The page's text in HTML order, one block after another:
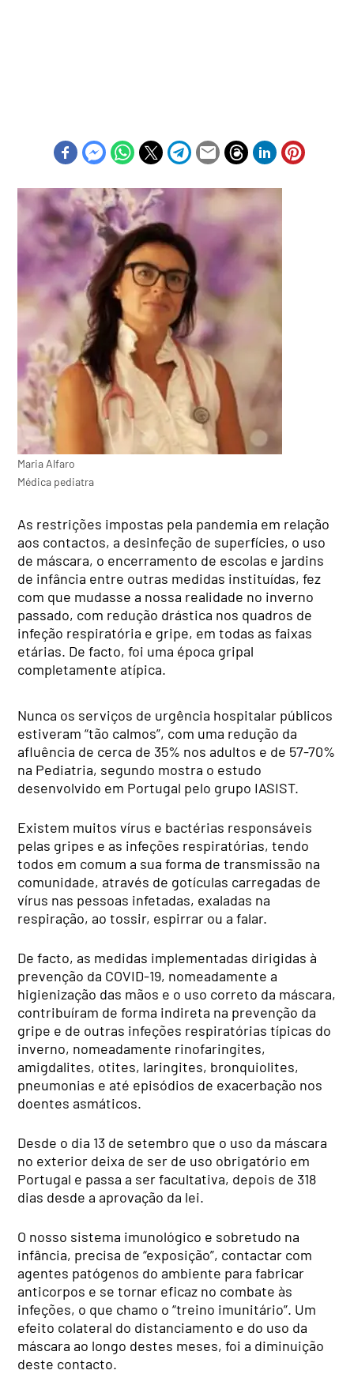
Maria Alfaro
Médica pediatra
As restrições impostas pela pandemia em relação
aos contactos, a desinfeção de superfícies, o uso
de máscara, o encerramento de escolas e jardins
de infância entre outras medidas instituídas, fez
com que mudasse a nossa realidade no inverno
passado, com redução drástica nos quadros de
infeção respiratória e gripe, em todas as faixas
etárias. De facto, foi uma época gripal
completamente atípica.
Nunca os serviços de urgência hospitalar públicos
estiveram “tão calmos”, com uma redução da
afluência de cerca de 35% nos adultos e de 57-70%
na Pediatria, segundo mostra o estudo
desenvolvido em Portugal pelo grupo IASIST.
Existem muitos vírus e bactérias responsáveis
pelas gripes e as infeções respiratórias, tendo
todos em comum a sua forma de transmissão na
comunidade, através de gotículas carregadas de
vírus nas pessoas infetadas, exaladas na
respiração, ao tossir, espirrar ou a falar.
De facto, as medidas implementadas dirigidas à
prevenção da COVID-19, nomeadamente a
higienização das mãos e o uso correto da máscara,
contribuíram de forma indireta na prevenção da
gripe e de outras infeções respiratórias típicas do
inverno, nomeadamente rinofaringites,
amigdalites, otites, laringites, bronquiolites,
pneumonias e até episódios de exacerbação nos
doentes asmáticos.
Desde o dia 13 de setembro que o uso da máscara
no exterior deixa de ser de uso obrigatório em
Portugal e passa a ser facultativa, depois de 318
dias desde a aprovação da lei.
O nosso sistema imunológico e sobretudo na
infância, precisa de “exposição”, contactar com
agentes patógenos do ambiente para fabricar
anticorpos e se tornar eficaz no combate às
infeções, o que chamo o “treino imunitário”. Um
efeito colateral do distanciamento e do uso da
máscara ao longo destes meses, foi a diminuição
deste contacto.